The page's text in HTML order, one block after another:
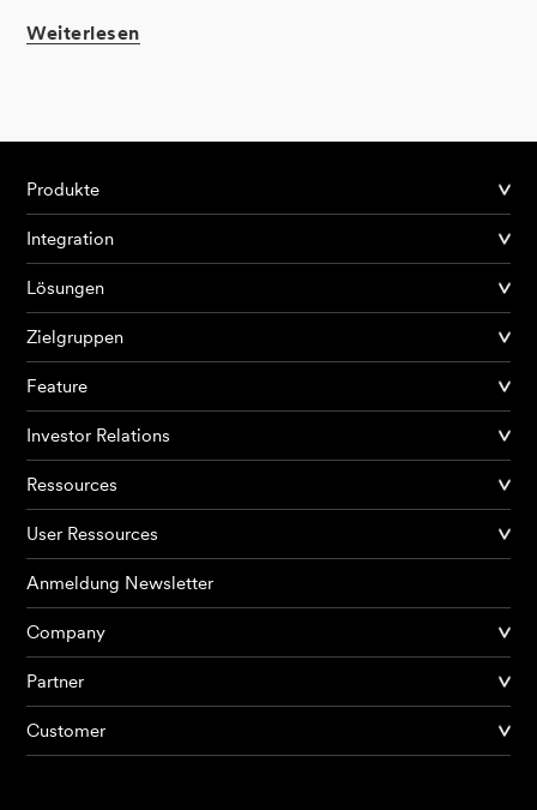
Produkte
KI Agents
Weiterlesen
Produkte
Integration
Lösungen
Zielgruppen
Feature
Investor Relations
Ressources
User Ressources
Anmeldung Newsletter
Company
Partner
Customer